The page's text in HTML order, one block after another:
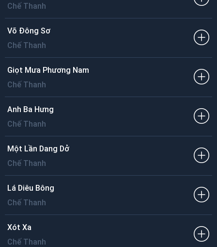
Chế Thanh
Võ Đông Sơ
Chế Thanh
Giọt Mưa Phương Nam
Chế Thanh
Anh Ba Hưng
Chế Thanh
Một Lần Dang Dở
Chế Thanh
Lá Diêu Bông
Chế Thanh
Xót Xa
Chế Thanh